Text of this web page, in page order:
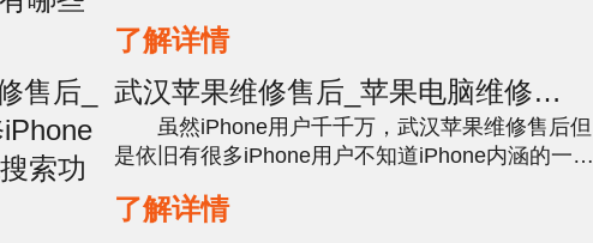
了解详情
武汉苹果维修售后_苹果电脑维修
iPhone内置Spotlight搜索功能
虽然iPhone用户千千万，武汉苹果维修售后但
是依旧有很多iPhone用户不知道iPhone内涵的一些
就给大家介绍一个很神奇的小技能&md...
了解详情